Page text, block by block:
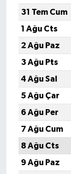
31 Tem Cum
1 Ağu Cts
2 Ağu Paz
3 Ağu Pts
4 Ağu Sal
5 Ağu Çar
6 Ağu Per
7 Ağu Cum
8 Ağu Cts
9 Ağu Paz